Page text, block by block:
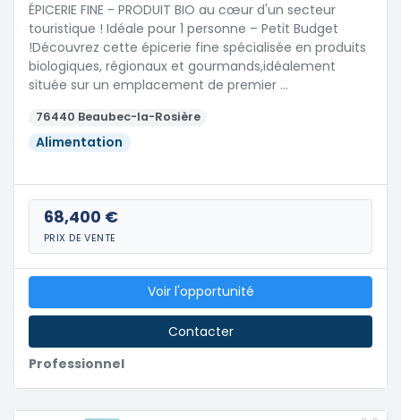
ÉPICERIE FINE - PRODUIT BIO au cœur d'un secteur
touristique ! Idéale pour 1 personne – Petit Budget
!Découvrez cette épicerie fine spécialisée en produits
biologiques, régionaux et gourmands,idéalement
située sur un emplacement de premier …
76440 Beaubec-la-Rosière
Alimentation
68,400 €
PRIX DE VENTE
Professionnel
Voir l'opportunité
Contacter